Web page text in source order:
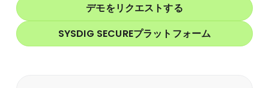
デモをリクエストする
SYSDIG SECUREプラットフォーム